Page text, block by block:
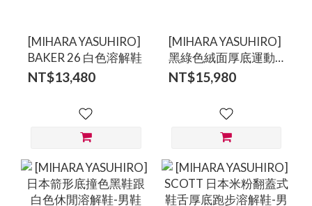
[MIHARA YASUHIRO]
BAKER 26 白色溶解鞋
NT$13,480
[MIHARA YASUHIRO]
黑綠色絨面厚底運動
溶解鞋
NT$15,980